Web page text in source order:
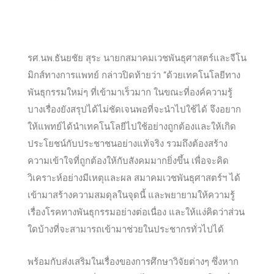
รศ.นพ.ธันยชัย สุระ นายกสมาคมเวชพันธุศาสตร์และจีโน
มิกส์ทางการแพทย์ กล่าวปิดท้ายว่า “ด้วยเทคโนโลยีทาง
พันธุกรรมใหม่ๆ ที่เข้ามาเร็วมาก ในขณะที่องค์ความรู้
บางเรื่องยังสรุปได้ไม่ชัดเจนพอที่จะนำไปใช้ได้ จึงอยาก
ให้แพทย์ได้นำเทคโนโลยีไปใช้อย่างถูกต้องและให้เกิด
ประโยชน์กับประชาชนอย่างแท้จริง รวมถึงต้องสร้าง
ความเข้าใจที่ถูกต้องให้กับสังคมมากยิ่งขึ้น เพื่อจะคิด
วิเคราะห์อย่างมีเหตุและผล สมาคมเวชพันธุศาสตร์ฯ ได้
เข้ามาสร้างความสมดุลในจุดนี้ และพยายามให้ความรู้
เรื่องโรคทางพันธุกรรมอย่างต่อเนื่อง และให้แง่คิดว่าส่วน
ใดบ้างที่จะสามารถเข้ามาช่วยในประชากรทั่วไปได้
พร้อมกับส่งเสริมในเรื่องของการศึกษาวิจัยต่างๆ ซึ่งหาก